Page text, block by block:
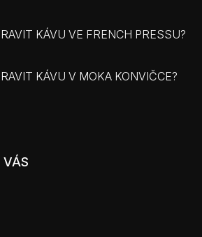
KÁVU VE FRENCH PRESSU?
KÁVU V MOKA KONVIČCE?
VÁS